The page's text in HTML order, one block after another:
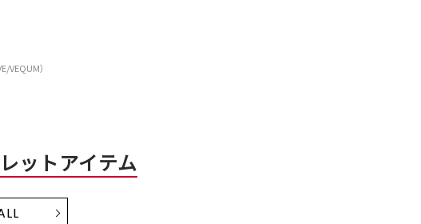
VEQUM）
ットアイテム